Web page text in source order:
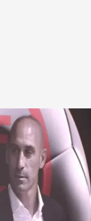
en el
dice lo